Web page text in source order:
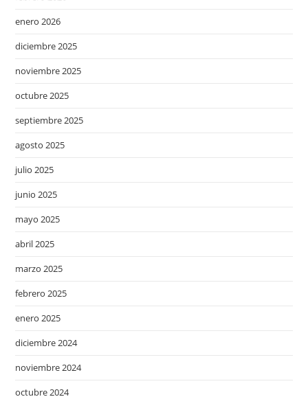
enero 2026
diciembre 2025
noviembre 2025
octubre 2025
septiembre 2025
agosto 2025
julio 2025
junio 2025
mayo 2025
abril 2025
marzo 2025
febrero 2025
enero 2025
diciembre 2024
noviembre 2024
octubre 2024